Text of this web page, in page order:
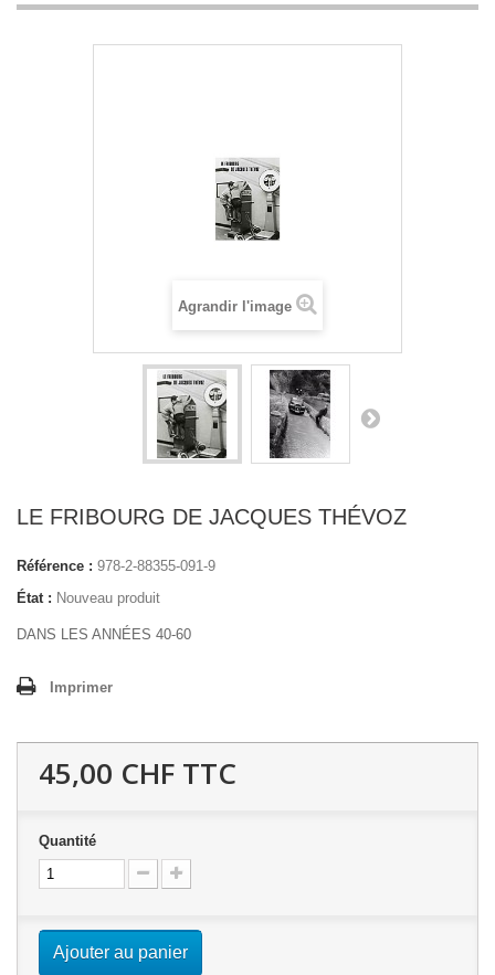
Agrandir l'image
LE FRIBOURG DE JACQUES THÉVOZ
Référence : 978-2-88355-091-9
État : Nouveau produit
DANS LES ANNÉES 40-60
Imprimer
45,00 CHF TTC
Quantité
Ajouter au panier